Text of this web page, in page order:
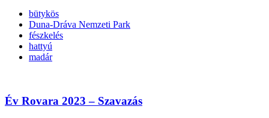
bütykös
Duna-Dráva Nemzeti Park
fészkelés
hattyú
madár
Év Rovara 2023 – Szavazás